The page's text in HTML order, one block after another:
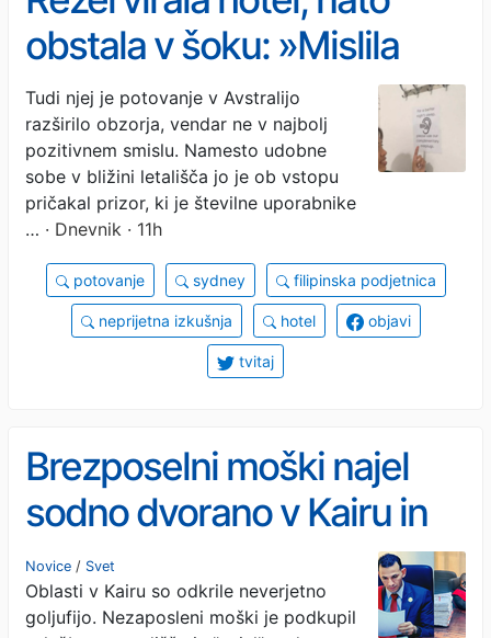
obstala v šoku: »Mislila
sem, da gre za šalo«
Tudi njej je potovanje v Avstralijo
razširilo obzorja, vendar ne v najbolj
pozitivnem smislu. Namesto udobne
sobe v bližini letališča jo je ob vstopu
pričakal prizor, ki je številne uporabnike
… · Dnevnik · 11h
potovanje sydney filipinska podjetnica
neprijetna izkušnja hotel objavi
tvitaj
Brezposelni moški najel
sodno dvorano v Kairu in
se izdajal za sodnika
Novice / Svet
Oblasti v Kairu so odkrile neverjetno
goljufijo. Nezaposleni moški je podkupil